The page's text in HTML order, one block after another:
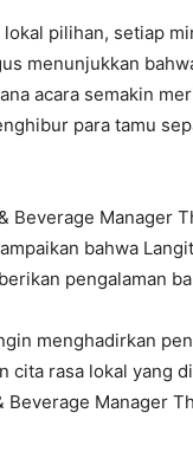
pilihan, setiap
menunjukkan
acara semakin
para tamu
Beverage Manager
bahwa
pengalaman
menghadirkan
cita rasa lokal yang
Beverage Manager